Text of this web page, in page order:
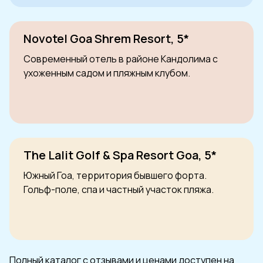
Novotel Goa Shrem Resort, 5*
Современный отель в районе Кандолима с
ухоженным садом и пляжным клубом.
The Lalit Golf & Spa Resort Goa, 5*
Южный Гоа, территория бывшего форта.
Гольф-поле, спа и частный участок пляжа.
Полный каталог с отзывами и ценами доступен на